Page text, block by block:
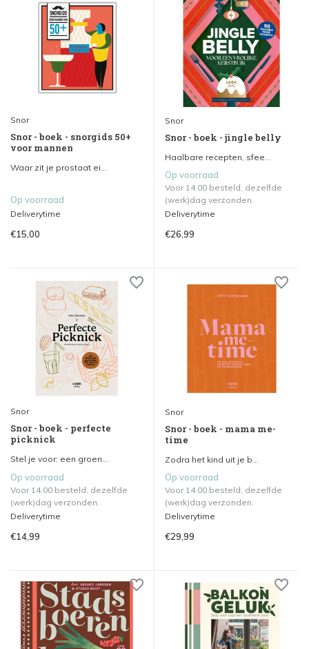
Snor
Snor - boek - snorgids 50+
voor mannen
Waar zit je prostaat ei...
Op voorraad
Deliverytime
€15,00
Snor
Snor - boek - jingle belly
Haalbare recepten, sfee...
Op voorraad
Voor 14.00 besteld, dezelfde
(werk)dag verzonden.
Deliverytime
€26,99
Snor
Snor - boek - perfecte
picknick
Stel je voor: een groen...
Op voorraad
Voor 14.00 besteld, dezelfde
(werk)dag verzonden.
Deliverytime
€14,99
Snor
Snor - boek - mama me-
time
Zodra het kind uit je b...
Op voorraad
Voor 14.00 besteld, dezelfde
(werk)dag verzonden.
Deliverytime
€29,99